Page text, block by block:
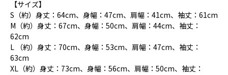
【サイズ】
S（約）身丈：64cm、身幅：47cm、肩幅：41cm、袖丈：61cm
M（約）身丈：67cm、身幅：50cm、肩幅：44cm、袖丈：
62cm
L （約）身丈：70cm、身幅：53cm、肩幅：47cm、袖丈：
63cm
XL（約）身丈：73cm、身幅：56cm、肩幅：50cm、袖丈：